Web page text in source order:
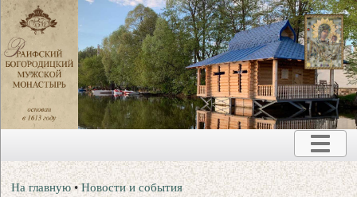
На главную •Новости и события